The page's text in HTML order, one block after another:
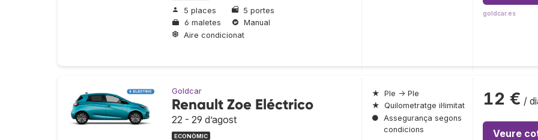
5 places
5 portes
6 maletes
Manual
Aire condicionat
goldcar.es
Goldcar
Renault Zoe Eléctrico
22 - 29 d’agost
ECONÒMIC
★ Ple → Ple
★ Quilometratge il·limitat
● Assegurança segons
condicions
12 € /
Veure